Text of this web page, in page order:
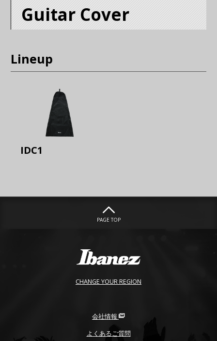
Guitar Cover
Lineup
IDC1
PAGE TOP
CHANGE YOUR REGION
会社情報
よくあるご質問